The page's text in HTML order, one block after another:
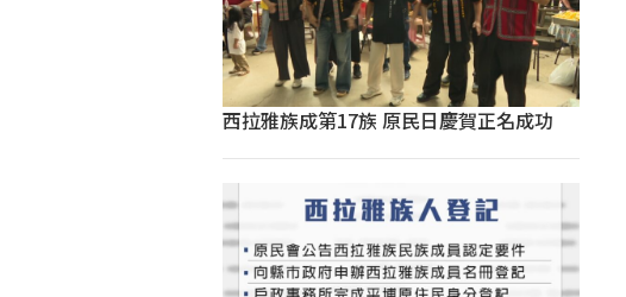
西拉雅族成第17族 原民日慶賀正名成功